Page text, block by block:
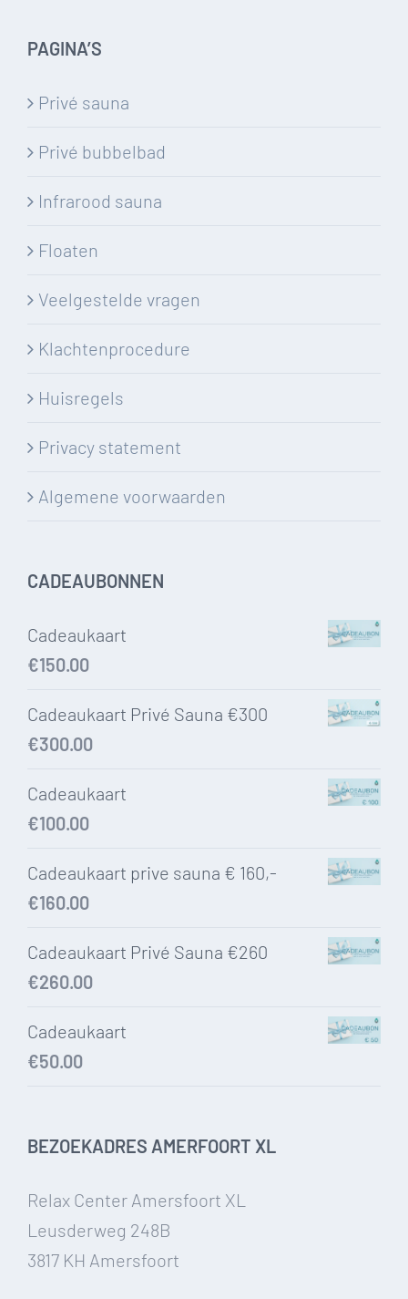
PAGINA’S
Privé sauna
Privé bubbelbad
Infrarood sauna
Floaten
Veelgestelde vragen
Klachtenprocedure
Huisregels
Privacy statement
Algemene voorwaarden
CADEAUBONNEN
Cadeaukaart
€150.00
Cadeaukaart Privé Sauna €300
€300.00
Cadeaukaart
€100.00
Cadeaukaart prive sauna € 160,-
€160.00
Cadeaukaart Privé Sauna €260
€260.00
Cadeaukaart
€50.00
BEZOEKADRES AMERFOORT XL
Relax Center Amersfoort XL
Leusderweg 248B
3817 KH Amersfoort